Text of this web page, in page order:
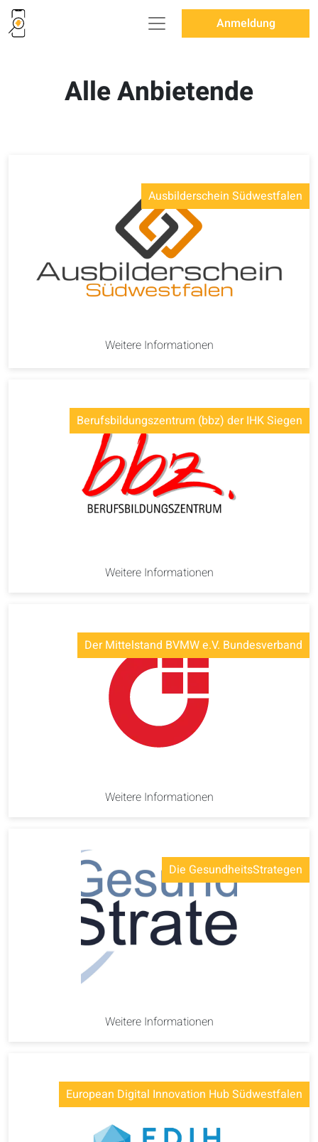
Anmeldung
Alle Anbietende
Ausbilderschein Südwestfalen
Weitere Informationen
Berufsbildungszentrum (bbz) der IHK Siegen
Weitere Informationen
Der Mittelstand BVMW e.V. Bundesverband
Weitere Informationen
Die GesundheitsStrategen
Weitere Informationen
European Digital Innovation Hub Südwestfalen